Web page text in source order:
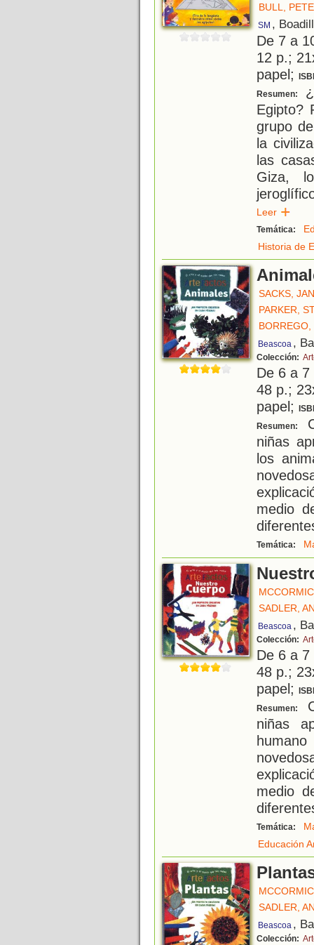
BULL,
SM ,
De 7 a
12 p.;
papel;
Resumen:
Egipto?
grupo
la
las
Giza,
Leer
Temática:
Historia de
SACKS,
PARKER,
Beascoa ,
Colección:
De 6 a
48 p.;
papel;
Resumen:
niñas
los
medio
Temática:
SADLER,
Beascoa ,
Colección:
De 6 a
48 p.;
papel;
Resumen:
niñas
medio
Temática:
Educación
SADLER,
Beascoa ,
Colección: